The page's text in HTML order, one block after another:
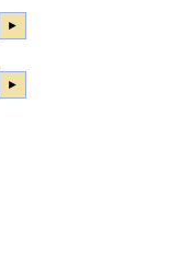
►
►